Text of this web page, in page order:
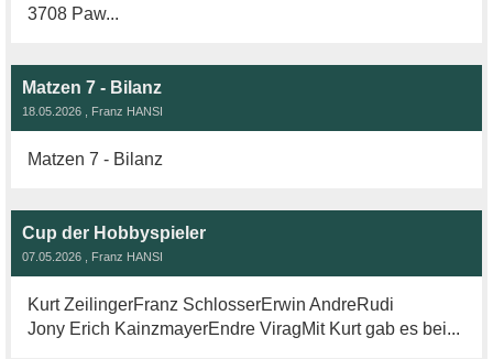
3708 Paw...
Matzen 7 - Bilanz
18.05.2026 , Franz HANSI
Matzen 7 - Bilanz
Cup der Hobbyspieler
07.05.2026 , Franz HANSI
Kurt ZeilingerFranz SchlosserErwin AndreRudi
Jony Erich KainzmayerEndre ViragMit Kurt gab es bei...